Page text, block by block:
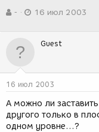
в
р
м
-
а
д
н
и
я
16 июл 2003
Guest
16 июл 2003
А можно ли
другого только в
одном уровне...?